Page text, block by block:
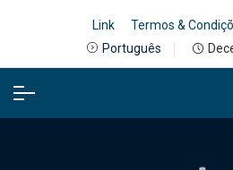
Link Termos &
Português